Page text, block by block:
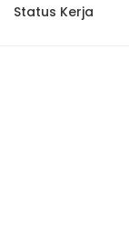
Status Kerja